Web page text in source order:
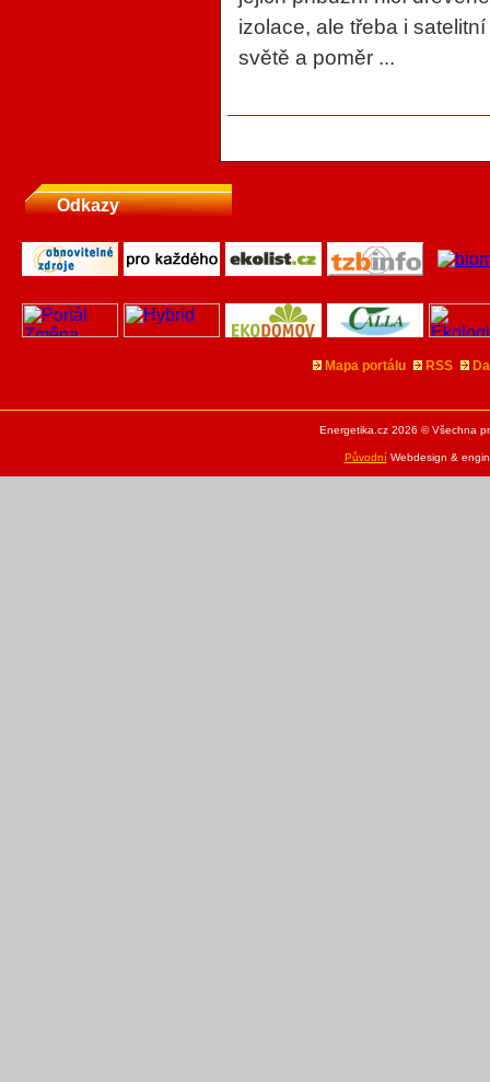
izolace, ale třeba i
světě a poměr ...
Odkazy
Mapa portálu RSS
Energetika.cz 2026 © Všechna
PůvodníWebdesign &